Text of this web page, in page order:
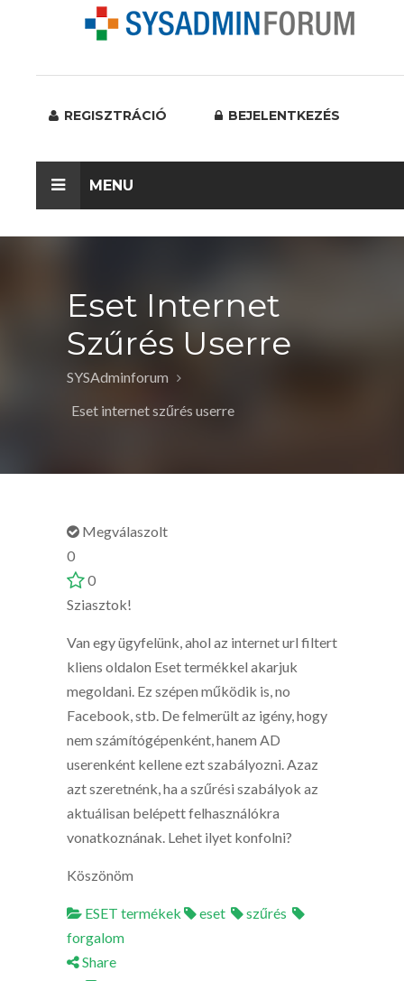
REGISZTRÁCIÓ BEJELENTKEZÉS
MENU
Eset Internet
Szűrés Userre
SYSAdminforum
Eset internet szűrés userre
Megválaszolt
0
0
Sziasztok!
Van egy ügyfelünk, ahol az internet url filtert
kliens oldalon Eset termékkel akarjuk
megoldani. Ez szépen működik is, no
Facebook, stb. De felmerült az igény, hogy
nem számítógépenként, hanem AD
userenként kellene ezt szabályozni. Azaz
azt szeretnénk, ha a szűrési szabályok az
aktuálisan belépett felhasználókra
vonatkoznának. Lehet ilyet konfolni?
Köszönöm
ESET termékek eset
szűrés
forgalom
Share